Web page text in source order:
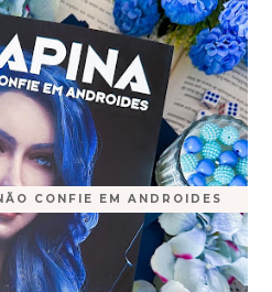
CONFIE EM ANDROIDES